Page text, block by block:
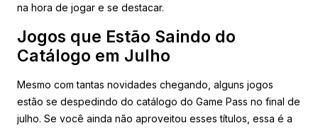
na hora de jogar e se destacar.
Jogos que Estão Saindo do
Catálogo em Julho
Mesmo com tantas novidades chegando, alguns jogos
estão se despedindo do catálogo do Game Pass no final de
julho. Se você ainda não aproveitou esses títulos, essa é a